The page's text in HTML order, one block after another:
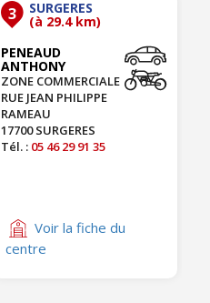
3 SURGERES
(à 29.4 km)
PENEAUD
ANTHONY
ZONE COMMERCIALE
RUE JEAN PHILIPPE
RAMEAU
17700 SURGERES
Tél. : 05 46 29 91 35
Voir la fiche du
centre